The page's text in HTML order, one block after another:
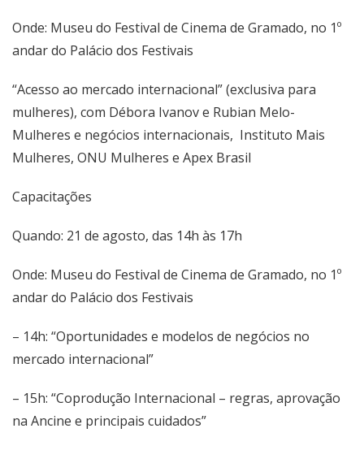
Onde: Museu do Festival de Cinema de Gramado, no 1º
andar do Palácio dos Festivais
“Acesso ao mercado internacional” (exclusiva para
mulheres), com Débora Ivanov e Rubian Melo-
Mulheres e negócios internacionais, Instituto Mais
Mulheres, ONU Mulheres e Apex Brasil
Capacitações
Quando: 21 de agosto, das 14h às 17h
Onde: Museu do Festival de Cinema de Gramado, no 1º
andar do Palácio dos Festivais
– 14h: “Oportunidades e modelos de negócios no
mercado internacional”
– 15h: “Coprodução Internacional – regras, aprovação
na Ancine e principais cuidados”